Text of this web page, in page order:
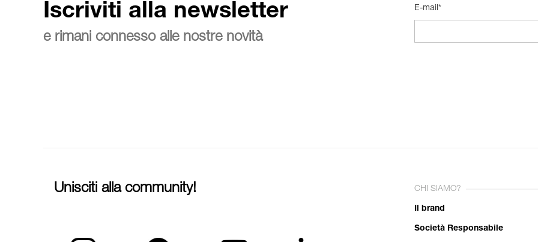
Iscriviti alla newsletter
e rimani connesso alle nostre novità
E-mail*
Unisciti alla community! CHI SIAMO?
Il brand
Società Responsabile